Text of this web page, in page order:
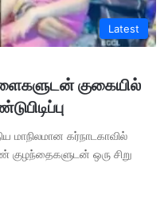
Latest
குகையில்
மாநிலமான கர்நாடகாவில்
குழந்தைகளுடன் ஒரு சிறு